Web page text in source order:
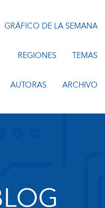
GRÁFICO DE LA SEMANA
REGIONES TEMAS
AUTORAS ARCHIVO